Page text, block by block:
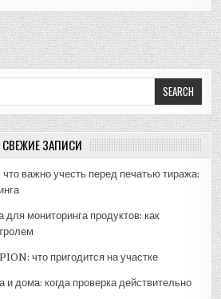
СВЕЖИЕ ЗАПИСИ
что важно учесть перед печатью тиража:
мониторинга продуктов: как
что пригодится на участке
и дома: когда проверка действительно